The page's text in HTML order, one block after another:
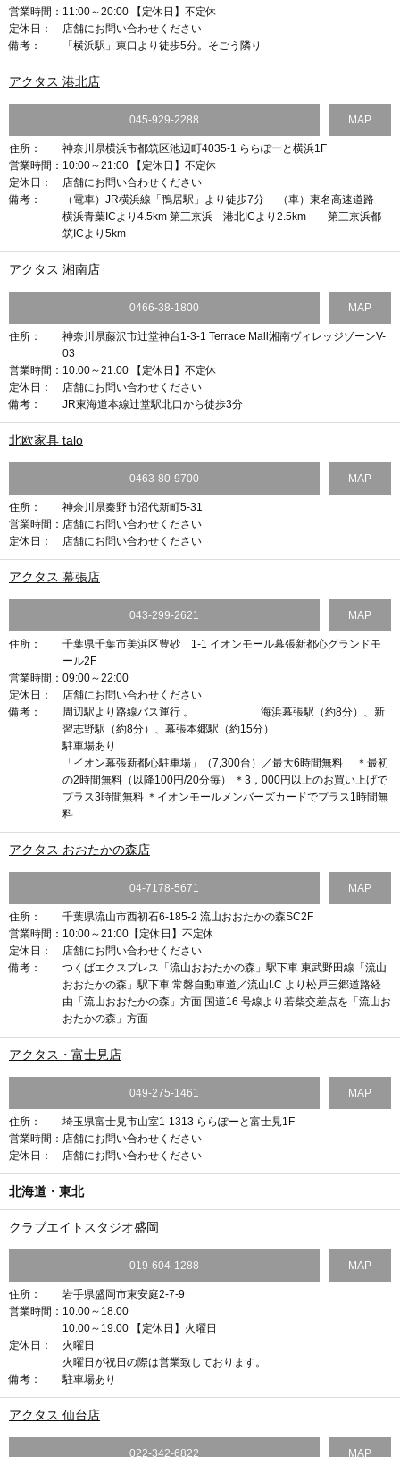
営業時間： 11:00～20:00 【定休日】不定休
定休日：
店舗にお問い合わせください
備考：
「横浜駅」東口より徒歩5分。そごう隣り
アクタス 港北店
045-929-2288 MAP
住所：
神奈川県横浜市都筑区池辺町4035-1 ららぽーと横浜1F
営業時間： 10:00～21:00 【定休日】不定休
定休日：
店舗にお問い合わせください
備考：
（電車）JR横浜線「鴨居駅」より徒歩7分 （車）東名高速道路
横浜青葉ICより4.5km 第三京浜 港北ICより2.5km 第三京浜都
筑ICより5km
アクタス 湘南店
0466-38-1800 MAP
住所：
神奈川県藤沢市辻堂神台1-3-1 Terrace Mall湘南ヴィレッジゾーンV-
03
営業時間： 10:00～21:00 【定休日】不定休
定休日：
店舗にお問い合わせください
備考：
JR東海道本線辻堂駅北口から徒歩3分
北欧家具 talo
0463-80-9700 MAP
住所：
神奈川県秦野市沼代新町5-31
営業時間： 店舗にお問い合わせください
定休日：
店舗にお問い合わせください
アクタス 幕張店
043-299-2621 MAP
住所：
千葉県千葉市美浜区豊砂 1-1 イオンモール幕張新都心グランドモ
ール2F
営業時間： 09:00～22:00
定休日：
店舗にお問い合わせください
備考：
周辺駅より路線バス運行 。 海浜幕張駅（約8分）、新
習志野駅（約8分）、幕張本郷駅（約15分）
駐車場あり
「イオン幕張新都心駐車場」（7,300台）／最大6時間無料 ＊最初
の2時間無料（以降100円/20分毎） ＊3，000円以上のお買い上げで
プラス3時間無料 ＊イオンモールメンバーズカードでプラス1時間無
料
アクタス おおたかの森店
04-7178-5671 MAP
住所：
千葉県流山市西初石6-185-2 流山おおたかの森SC2F
営業時間： 10:00～21:00【定休日】不定休
定休日：
店舗にお問い合わせください
備考：
つくばエクスプレス「流山おおたかの森」駅下車 東武野田線「流山
おおたかの森」駅下車 常磐自動車道／流山I.C より松戸三郷道路経
由 「流山おおたかの森」方面 国道16 号線より若柴交差点を「流山お
おたかの森」方面
アクタス・富士見店
049-275-1461 MAP
住所：
埼玉県富士見市山室1-1313 ららぽーと富士見1F
営業時間： 店舗にお問い合わせください
定休日：
店舗にお問い合わせください
北海道・東北
クラブエイトスタジオ盛岡
019-604-1288 MAP
住所：
岩手県盛岡市東安庭2-7-9
営業時間： 10:00～18:00
10:00～19:00 【定休日】火曜日
定休日：
火曜日
火曜日が祝日の際は営業致しております。
備考：
駐車場あり
アクタス 仙台店
022-342-6822 MAP